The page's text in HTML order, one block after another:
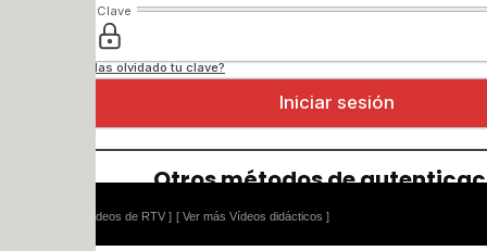
[ Ver más Vídeos didácticos ]